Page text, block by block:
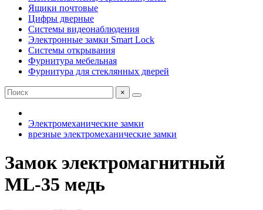
Ящики почтовые
Цифры дверные
Системы видеонаблюдения
Электронные замки Smart Lock
Системы открывания
Фурнитура мебельная
Фурнитура для стеклянных дверей
×
Электромеханические замки
врезные электромеханические замки
Замок электромагнитный
ML-35 медь